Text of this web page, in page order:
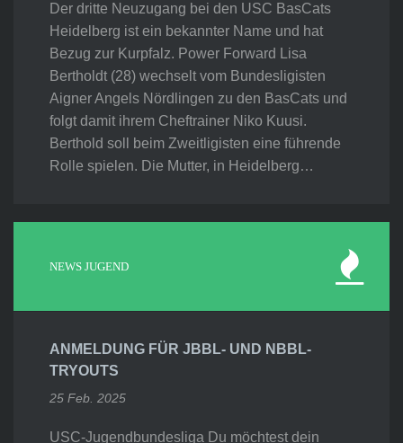
Der dritte Neuzugang bei den USC BasCats
Heidelberg ist ein bekannter Name und hat
Bezug zur Kurpfalz. Power Forward Lisa
Bertholdt (28) wechselt vom Bundesligisten
Aigner Angels Nördlingen zu den BasCats und
folgt damit ihrem Cheftrainer Niko Kuusi.
Berthold soll beim Zweitligisten eine führende
Rolle spielen. Die Mutter, in Heidelberg…
NEWS JUGEND
ANMELDUNG FÜR JBBL- UND NBBL-
TRYOUTS
25 Feb. 2025
USC-Jugendbundesliga Du möchtest dein